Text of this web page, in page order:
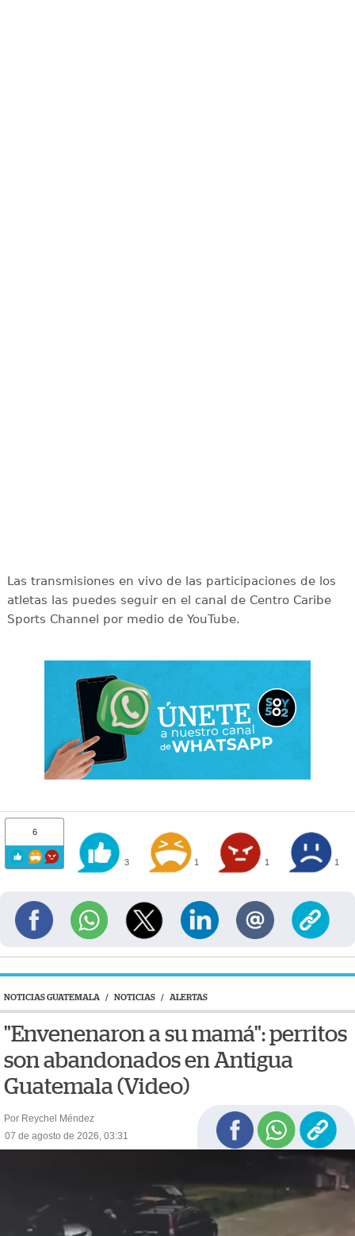
Las transmisiones en vivo de las participaciones de los
atletas las puedes seguir en el canal de Centro Caribe
Sports Channel por medio de YouTube.
6
3 1 1 1
NOTICIAS GUATEMALA / NOTICIAS / ALERTAS
"Envenenaron a su mamá": perritos
son abandonados en Antigua
Guatemala (Video)
Por Reychel Méndez
07 de agosto de 2026, 03:31